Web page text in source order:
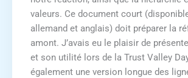
valeurs. Ce document court
allemand et anglais) doit préparer la
amont. J’avais eu le plaisir de
et son utilité lors de la Trust Valley
également une version longue des